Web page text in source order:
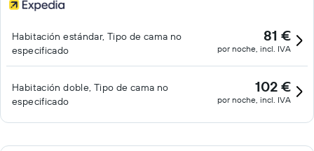
Habitación estándar, Tipo de cama no
especificado
81 €
por noche, incl. IVA
Habitación doble, Tipo de cama no
especificado
102 €
por noche, incl. IVA